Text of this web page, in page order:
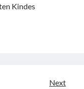
Kindes
Next